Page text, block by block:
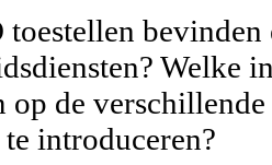
Welke
op de
introduceren?